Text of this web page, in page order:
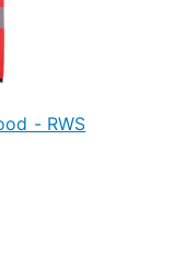
- RWS